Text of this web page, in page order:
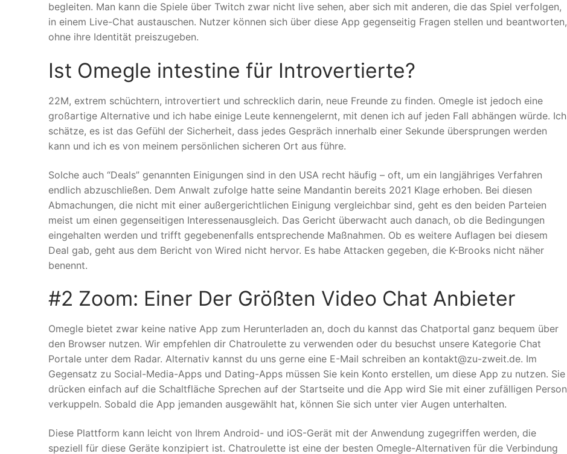
begleiten. Man kann die Spiele über Twitch zwar nicht live sehen, aber sich mit anderen, die das Spiel verfolgen,
in einem Live-Chat austauschen. Nutzer können sich über diese App gegenseitig Fragen stellen und beantworten,
ohne ihre Identität preiszugeben.
Ist Omegle intestine für Introvertierte?
22M, extrem schüchtern, introvertiert und schrecklich darin, neue Freunde zu finden. Omegle ist jedoch eine
großartige Alternative und ich habe einige Leute kennengelernt, mit denen ich auf jeden Fall abhängen würde. Ich
schätze, es ist das Gefühl der Sicherheit, dass jedes Gespräch innerhalb einer Sekunde übersprungen werden
kann und ich es von meinem persönlichen sicheren Ort aus führe.
Solche auch “Deals” genannten Einigungen sind in den USA recht häufig – oft, um ein langjähriges Verfahren
endlich abzuschließen. Dem Anwalt zufolge hatte seine Mandantin bereits 2021 Klage erhoben. Bei diesen
Abmachungen, die nicht mit einer außergerichtlichen Einigung vergleichbar sind, geht es den beiden Parteien
meist um einen gegenseitigen Interessenausgleich. Das Gericht überwacht auch danach, ob die Bedingungen
eingehalten werden und trifft gegebenenfalls entsprechende Maßnahmen. Ob es weitere Auflagen bei diesem
Deal gab, geht aus dem Bericht von Wired nicht hervor. Es habe Attacken gegeben, die K-Brooks nicht näher
benennt.
#2 Zoom: Einer Der Größten Video Chat Anbieter
Omegle bietet zwar keine native App zum Herunterladen an, doch du kannst das Chatportal ganz bequem über
den Browser nutzen. Wir empfehlen dir Chatroulette zu verwenden oder du besuchst unsere Kategorie Chat
Portale unter dem Radar. Alternativ kannst du uns gerne eine E-Mail schreiben an kontakt@zu-zweit.de. Im
Gegensatz zu Social-Media-Apps und Dating-Apps müssen Sie kein Konto erstellen, um diese App zu nutzen. Sie
drücken einfach auf die Schaltfläche Sprechen auf der Startseite und die App wird Sie mit einer zufälligen Person
verkuppeln. Sobald die App jemanden ausgewählt hat, können Sie sich unter vier Augen unterhalten.
Diese Plattform kann leicht von Ihrem Android- und iOS-Gerät mit der Anwendung zugegriffen werden, die
speziell für diese Geräte konzipiert ist. Chatroulette ist eine der besten Omegle-Alternativen für die Verbindung